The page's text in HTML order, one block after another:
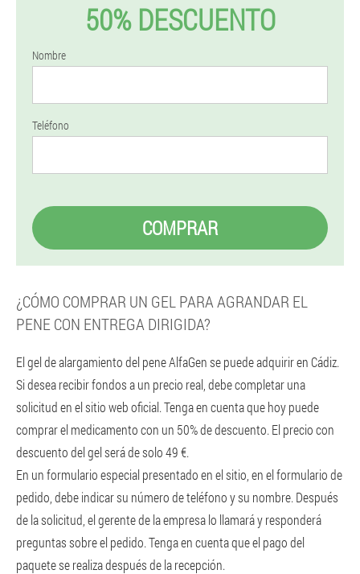
50% DESCUENTO
Nombre
Teléfono
COMPRAR
¿CÓMO COMPRAR UN GEL PARA AGRANDAR EL
PENE CON ENTREGA DIRIGIDA?
El gel de alargamiento del pene AlfaGen se puede adquirir en Cádiz.
Si desea recibir fondos a un precio real, debe completar una
solicitud en el sitio web oficial. Tenga en cuenta que hoy puede
comprar el medicamento con un 50% de descuento. El precio con
descuento del gel será de solo 49 €.
En un formulario especial presentado en el sitio, en el formulario de
pedido, debe indicar su número de teléfono y su nombre. Después
de la solicitud, el gerente de la empresa lo llamará y responderá
preguntas sobre el pedido. Tenga en cuenta que el pago del
paquete se realiza después de la recepción.